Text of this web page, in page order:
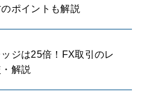
ポイントも解説
ジは25倍！FX取引のレ
解説